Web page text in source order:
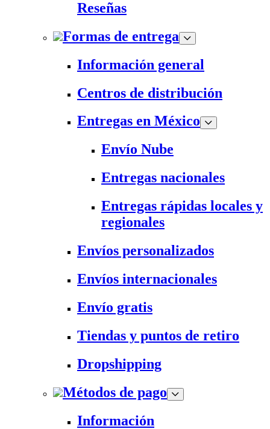
Reseñas
Formas de entrega
Información general
Centros de distribución
Entregas en México
Envío Nube
Entregas nacionales
Entregas rápidas locales y
regionales
Envíos personalizados
Envíos internacionales
Envío gratis
Tiendas y puntos de retiro
Dropshipping
Métodos de pago
Información